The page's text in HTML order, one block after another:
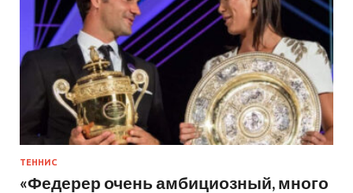
ТЕННИС
«Федерер очень амбициозный, много